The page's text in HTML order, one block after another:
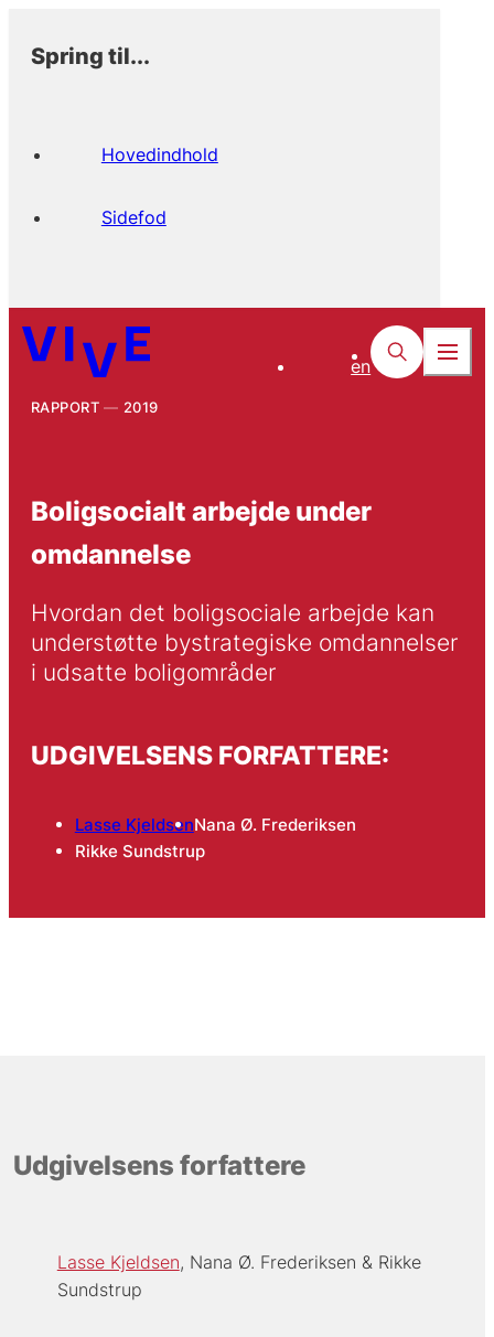
Spring til...
Hovedindhold
Sidefod
en
RAPPORT 2019
Boligsocialt arbejde under
omdannelse
Hvordan det boligsociale arbejde kan
understøtte bystrategiske omdannelser
i udsatte boligområder
UDGIVELSENS FORFATTERE:
Lasse KjeldsenNana Ø. Frederiksen
Rikke Sundstrup
Udgivelsens forfattere
Lasse Kjeldsen Nana Ø. Frederiksen
Rikke
Sundstrup